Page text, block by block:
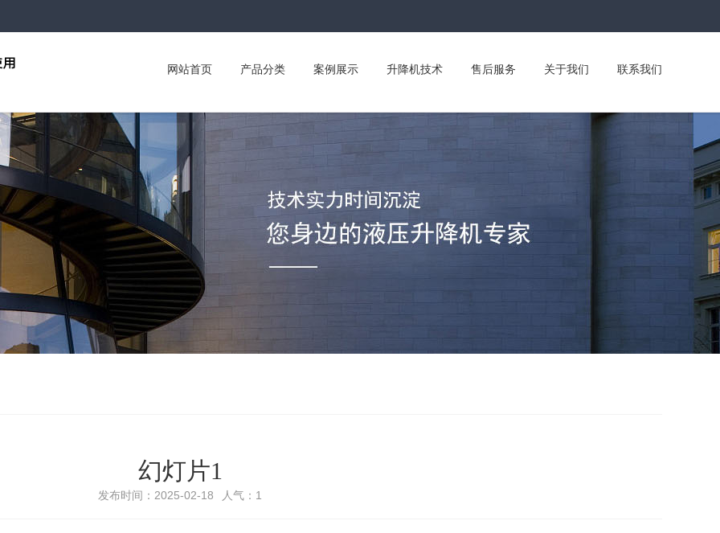
网站首页 产品分类 案例展示 升降机技术 售后服务 关于我们 联系我们
幻灯片1
发布时间：2025-02-18 人气：1